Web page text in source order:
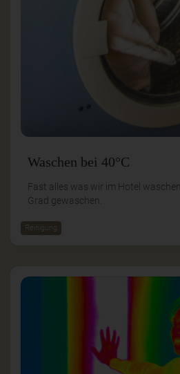
Waschen bei 40°C
Fast alles was wir im Hotel
Grad gewaschen.
Reinigung